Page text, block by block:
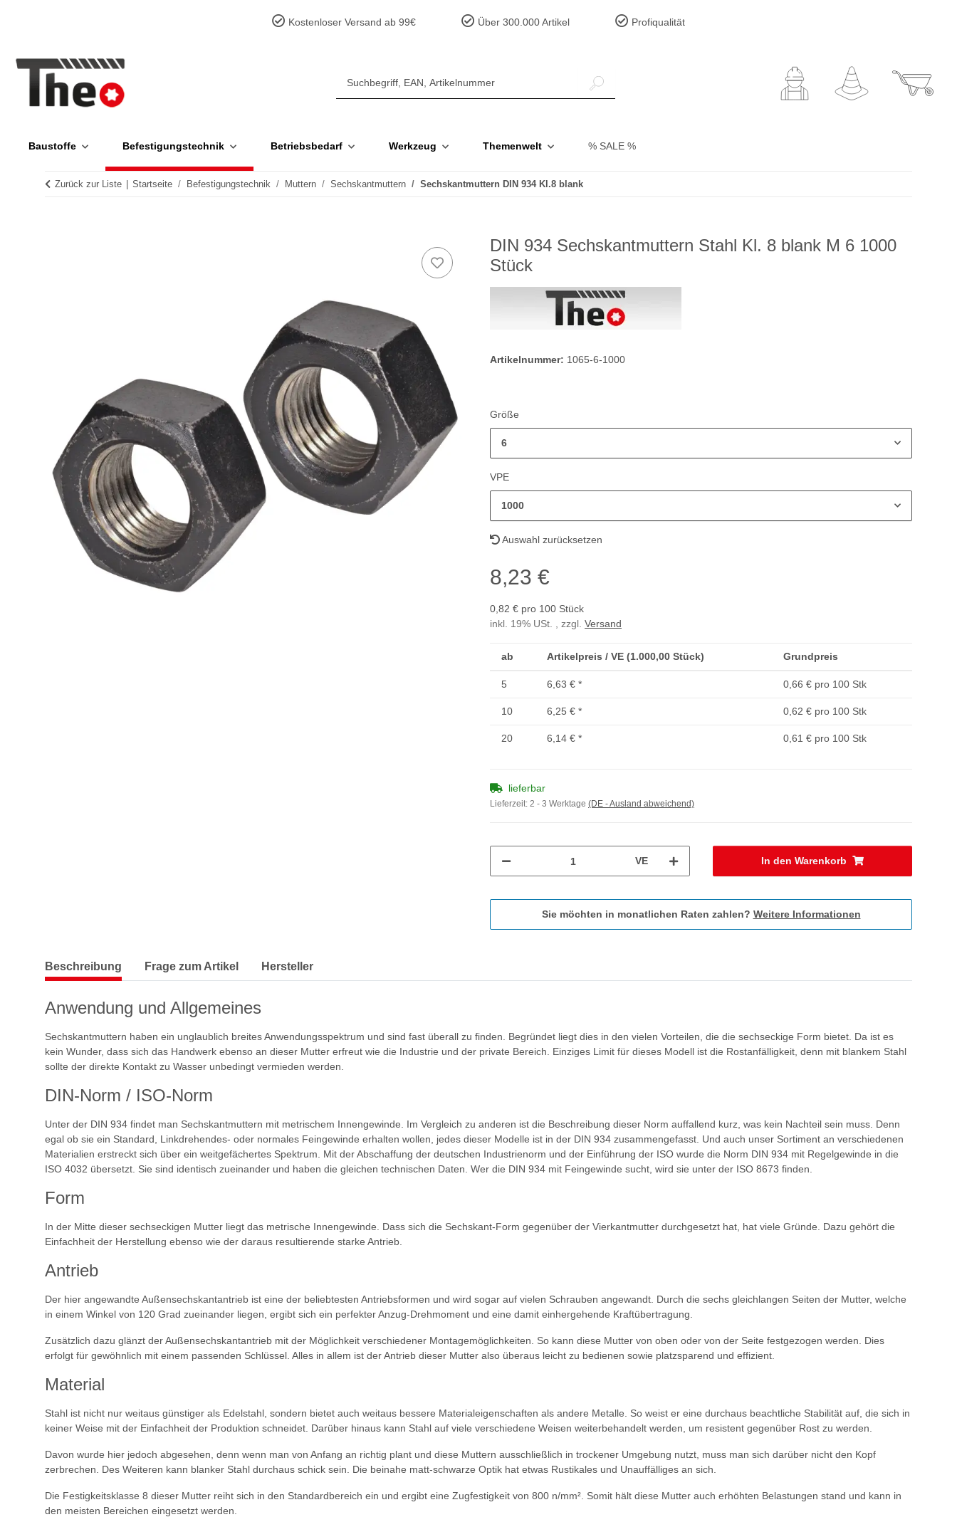
Kostenloser Versand ab 99€ Über 300.000 Artikel Profiqualität
Baustoffe Befestigungstechnik Betriebsbedarf Werkzeug Themenwelt % SALE %
Zurück zur Liste Startseite Befestigungstechnik Muttern Sechskantmuttern Sechskantmuttern DIN 934 Kl.8 blank
DIN 934 Sechskantmuttern Stahl Kl. 8 blank M 6 1000
Stück
Artikelnummer: 1065-6-1000
Größe
6
VPE
1000
Auswahl zurücksetzen
8,23 €
0,82 € pro 100 Stück
inkl. 19% USt. , zzgl. Versand
ab Artikelpreis / VE (1.000,00 Stück) Grundpreis
5 6,63 € * 0,66 € pro 100 Stk
10 6,25 € * 0,62 € pro 100 Stk
20 6,14 € * 0,61 € pro 100 Stk
lieferbar
Lieferzeit: 2 - 3 Werktage (DE - Ausland abweichend)
VE In den Warenkorb
Sie möchten in monatlichen Raten zahlen? Weitere Informationen
Beschreibung Frage zum Artikel Hersteller
Anwendung und Allgemeines
Sechskantmuttern haben ein unglaublich breites Anwendungsspektrum und sind fast überall zu finden. Begründet liegt dies in den vielen Vorteilen, die die sechseckige Form bietet. Da ist es
kein Wunder, dass sich das Handwerk ebenso an dieser Mutter erfreut wie die Industrie und der private Bereich. Einziges Limit für dieses Modell ist die Rostanfälligkeit, denn mit blankem Stahl
sollte der direkte Kontakt zu Wasser unbedingt vermieden werden.
DIN-Norm / ISO-Norm
Unter der DIN 934 findet man Sechskantmuttern mit metrischem Innengewinde. Im Vergleich zu anderen ist die Beschreibung dieser Norm auffallend kurz, was kein Nachteil sein muss. Denn
egal ob sie ein Standard, Linkdrehendes- oder normales Feingewinde erhalten wollen, jedes dieser Modelle ist in der DIN 934 zusammengefasst. Und auch unser Sortiment an verschiedenen
Materialien erstreckt sich über ein weitgefächertes Spektrum. Mit der Abschaffung der deutschen Industrienorm und der Einführung der ISO wurde die Norm DIN 934 mit Regelgewinde in die
ISO 4032 übersetzt. Sie sind identisch zueinander und haben die gleichen technischen Daten. Wer die DIN 934 mit Feingewinde sucht, wird sie unter der ISO 8673 finden.
Form
In der Mitte dieser sechseckigen Mutter liegt das metrische Innengewinde. Dass sich die Sechskant-Form gegenüber der Vierkantmutter durchgesetzt hat, hat viele Gründe. Dazu gehört die
Einfachheit der Herstellung ebenso wie der daraus resultierende starke Antrieb.
Antrieb
Der hier angewandte Außensechskantantrieb ist eine der beliebtesten Antriebsformen und wird sogar auf vielen Schrauben angewandt. Durch die sechs gleichlangen Seiten der Mutter, welche
in einem Winkel von 120 Grad zueinander liegen, ergibt sich ein perfekter Anzug-Drehmoment und eine damit einhergehende Kraftübertragung.
Zusätzlich dazu glänzt der Außensechskantantrieb mit der Möglichkeit verschiedener Montagemöglichkeiten. So kann diese Mutter von oben oder von der Seite festgezogen werden. Dies
erfolgt für gewöhnlich mit einem passenden Schlüssel. Alles in allem ist der Antrieb dieser Mutter also überaus leicht zu bedienen sowie platzsparend und effizient.
Material
Stahl ist nicht nur weitaus günstiger als Edelstahl, sondern bietet auch weitaus bessere Materialeigenschaften als andere Metalle. So weist er eine durchaus beachtliche Stabilität auf, die sich in
keiner Weise mit der Einfachheit der Produktion schneidet. Darüber hinaus kann Stahl auf viele verschiedene Weisen weiterbehandelt werden, um resistent gegenüber Rost zu werden.
Davon wurde hier jedoch abgesehen, denn wenn man von Anfang an richtig plant und diese Muttern ausschließlich in trockener Umgebung nutzt, muss man sich darüber nicht den Kopf
zerbrechen. Des Weiteren kann blanker Stahl durchaus schick sein. Die beinahe matt-schwarze Optik hat etwas Rustikales und Unauffälliges an sich.
Die Festigkeitsklasse 8 dieser Mutter reiht sich in den Standardbereich ein und ergibt eine Zugfestigkeit von 800 n/mm². Somit hält diese Mutter auch erhöhten Belastungen stand und kann in
den meisten Bereichen eingesetzt werden.